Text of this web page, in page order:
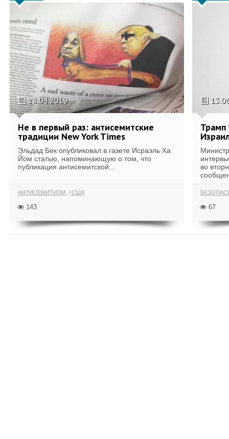
28.04.2019
Не в первый раз: антисемитские
традиции New York Times
Эльдад Бек опубликовал в газете Исраэль Ха
Йом статью, напоминающую о том, что
публикация антисемитской...
АНТИСЕМИТИЗМ США
143
Трамп
во
67